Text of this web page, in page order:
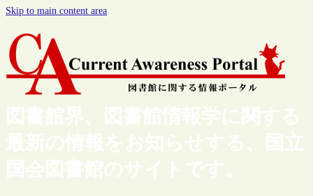
Skip to main content area
図書館界、図書館情報学に関する
最新の情報をお知らせする、国立
国会図書館のサイトです。